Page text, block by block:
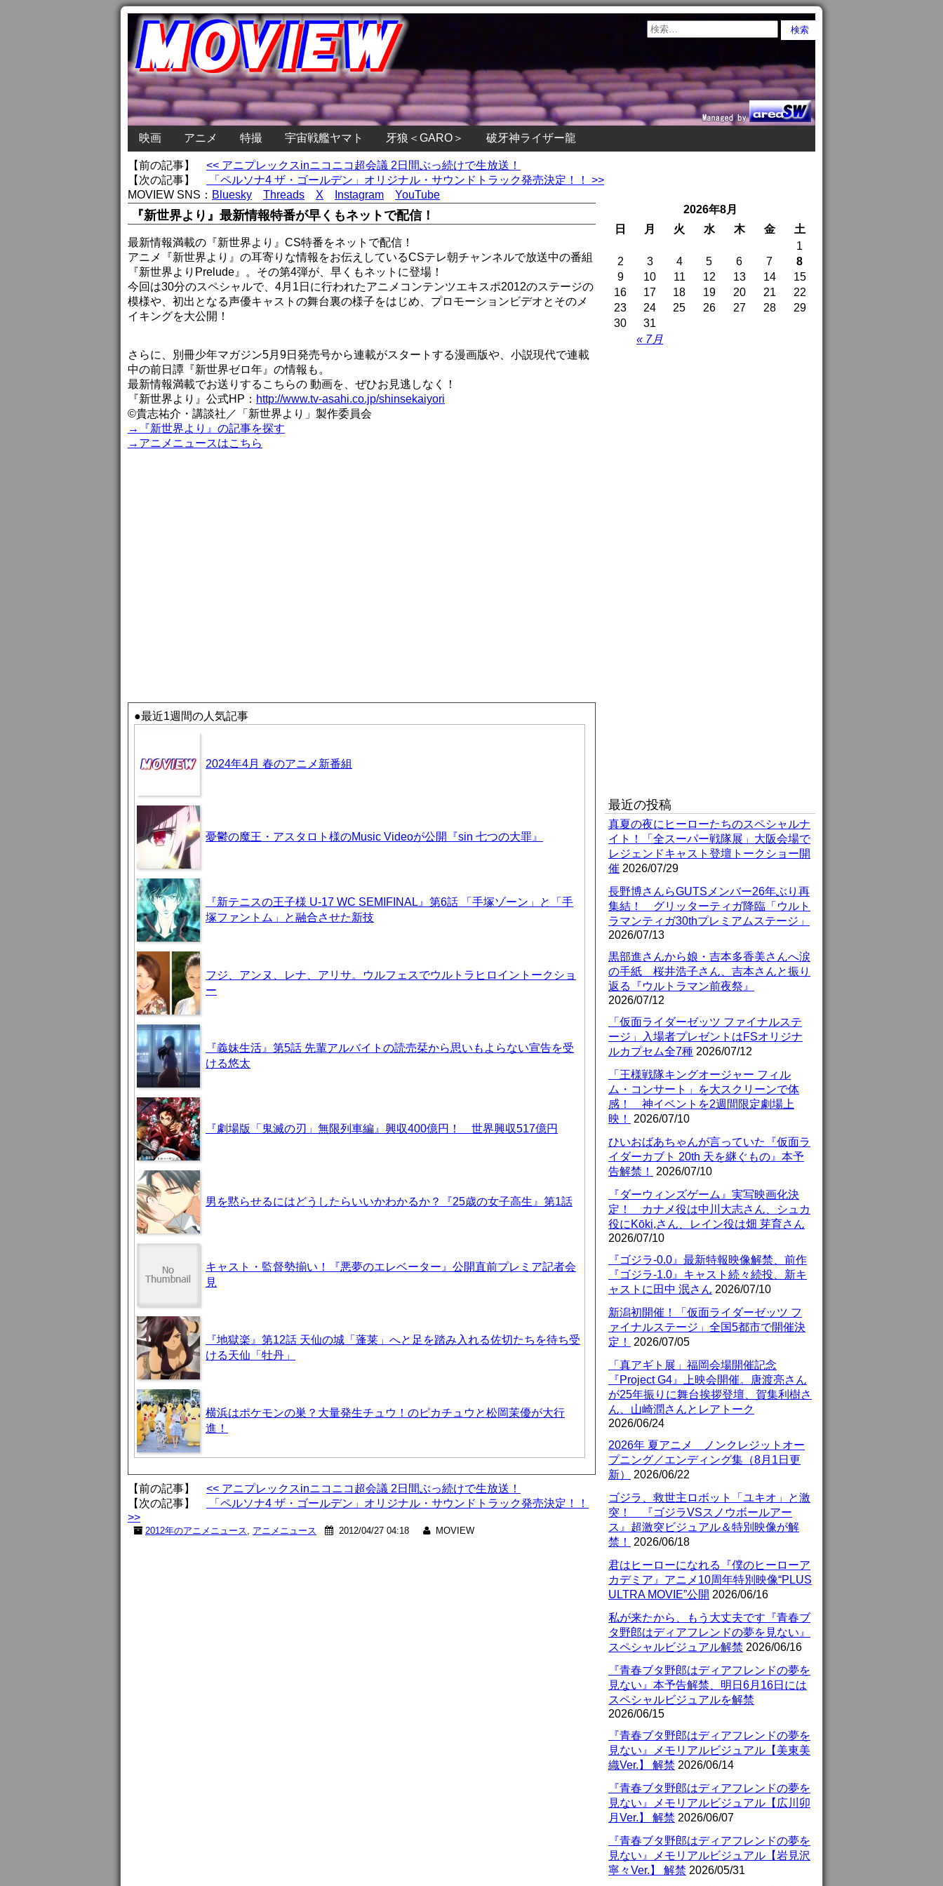
映画 アニメ 特撮 宇宙戦艦ヤマト 牙狼＜GARO＞ 破牙神ライザー龍
【前の記事】 << アニプレックスinニコニコ超会議 2日間ぶっ続けで生放送！
【次の記事】
「ペルソナ4 ザ・ゴールデン」オリジナル・サウンドトラック発売決定！！ >>
MOVIEW SNS： Bluesky Threads X Instagram YouTube
『新世界より』最新情報特番が早くもネットで配信！
最新情報満載の『新世界より』CS特番をネットで配信！
アニメ『新世界より』の耳寄りな情報をお伝えしているCSテレ朝チャンネルで放送中の番組
『新世界よりPrelude』。その第4弾が、早くもネットに登場！
今回は30分のスペシャルで、4月1日に行われたアニメコンテンツエキスポ2012のステージの
模様や、初出となる声優キャストの舞台裏の様子をはじめ、プロモーションビデオとそのメ
イキングを大公開！
さらに、別冊少年マガジン5月9日発売号から連載がスタートする漫画版や、小説現代で連載
中の前日譚『新世界ゼロ年』の情報も。
最新情報満載でお送りするこちらの 動画を、ぜひお見逃しなく！
『新世界より』公式HP： http://www.tv-asahi.co.jp/shinsekaiyori
©貴志祐介・講談社／「新世界より」製作委員会
→『新世界より』の記事を探す
→アニメニュースはこちら
●最近1週間の人気記事
2024年4月 春のアニメ新番組
憂鬱の魔王・アスタロト様のMusic Videoが公開『sin 七つの大罪』
『新テニスの王子様 U-17 WC SEMIFINAL』第6話 「手塚ゾーン」と「手
塚ファントム」と融合させた新技
フジ、アンヌ、レナ、アリサ。ウルフェスでウルトラヒロイントークショ
ー
『義妹生活』第5話 先輩アルバイトの読売栞から思いもよらない宣告を受
ける悠太
『劇場版「鬼滅の刃」無限列車編』興収400億円！ 世界興収517億円
男を黙らせるにはどうしたらいいかわかるか？『25歳の女子高生』第1話
キャスト・監督勢揃い！『悪夢のエレベーター』公開直前プレミア記者会
見
『地獄楽』第12話 天仙の城「蓬莱」へと足を踏み入れる佐切たちを待ち受
ける天仙「牡丹」
横浜はポケモンの巣？大量発生チュウ！のピカチュウと松岡茉優が大行
進！
【前の記事】 << アニプレックスinニコニコ超会議 2日間ぶっ続けで生放送！
【次の記事】
「ペルソナ4 ザ・ゴールデン」オリジナル・サウンドトラック発売決定！！
>>
2012年のアニメニュース, アニメニュース 2012/04/27 04:18 MOVIEW
2026年8月
日
月 火 水 木 金 土
« 7月
1
2
3 4 5 6 7
8
9
10 11 12 13 14
15
16
17 18 19 20 21
22
23
24 25 26 27 28
29
30
31
最近の投稿
真夏の夜にヒーローたちのスペシャルナ
イト！「全スーパー戦隊展」大阪会場で
レジェンドキャスト登壇トークショー開
催 2026/07/29
長野博さんらGUTSメンバー26年ぶり再
集結！ グリッターティガ降臨「ウルト
ラマンティガ30thプレミアムステージ」
2026/07/13
黒部進さんから娘・吉本多香美さんへ涙
の手紙 桜井浩子さん、吉本さんと振り
返る『ウルトラマン前夜祭』
2026/07/12
「仮面ライダーゼッツ ファイナルステ
ージ」入場者プレゼントはFSオリジナ
ルカプセム全7種 2026/07/12
「王様戦隊キングオージャー フィル
ム・コンサート」を大スクリーンで体
感！ 神イベントを2週間限定劇場上
映！
2026/07/10
ひいおばあちゃんが言っていた『仮面ラ
イダーカブト 20th 天を継ぐもの』本予
告解禁！
2026/07/10
『ダーウィンズゲーム』実写映画化決
定！ カナメ役は中川大志さん、シュカ
役にKōki,さん、レイン役は畑 芽育さん
2026/07/10
『ゴジラ-0.0』最新特報映像解禁、前作
『ゴジラ-1.0』キャスト続々続投、新キ
ャストに田中 泯さん 2026/07/10
新潟初開催！「仮面ライダーゼッツ フ
ァイナルステージ」全国5都市で開催決
定！
2026/07/05
「真アギト展」福岡会場開催記念
『Project G4』上映会開催。唐渡亮さん
が25年振りに舞台挨拶登壇、賀集利樹さ
ん、山崎潤さんとレアトーク
2026/06/24
2026年 夏アニメ ノンクレジットオー
プニング／エンディング集（8月1日更
新）
2026/06/22
ゴジラ、救世主ロボット「ユキオ」と激
突！ 『ゴジラVSスノウボールアー
ス』超激突ビジュアル＆特別映像が解
禁！
2026/06/18
君はヒーローになれる『僕のヒーローア
カデミア』アニメ10周年特別映像“PLUS
ULTRA MOVIE”公開 2026/06/16
私が来たから、もう大丈夫です『青春ブ
タ野郎はディアフレンドの夢を見ない』
スペシャルビジュアル解禁 2026/06/16
『青春ブタ野郎はディアフレンドの夢を
見ない』本予告解禁、明日6月16日には
スペシャルビジュアルを解禁
2026/06/15
『青春ブタ野郎はディアフレンドの夢を
見ない』メモリアルビジュアル【美東美
織Ver.】 解禁 2026/06/14
『青春ブタ野郎はディアフレンドの夢を
見ない』メモリアルビジュアル【広川卯
月Ver.】 解禁 2026/06/07
『青春ブタ野郎はディアフレンドの夢を
見ない』メモリアルビジュアル【岩見沢
寧々Ver.】 解禁 2026/05/31